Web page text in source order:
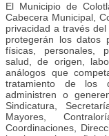
El Municipio de
Cabecera Municipal,
privacidad a través
protegerán los datos
físicas, personales,
salud, de origen,
análogos que
tratamiento de los
administren o
Sindicatura,
Mayores,
Coordinaciones,